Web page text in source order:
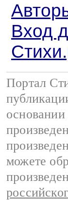
Вход
Портал
основании
можете